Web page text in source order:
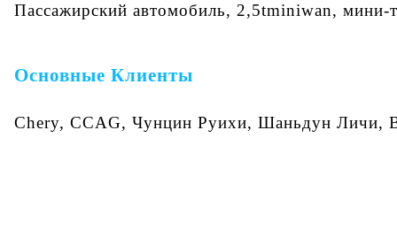
Пассажирский автомобиль, 2,5tminiwan, мини-
Основные Клиенты
Chery, CCAG, Чунцин Руихи, Шаньдун Личи,